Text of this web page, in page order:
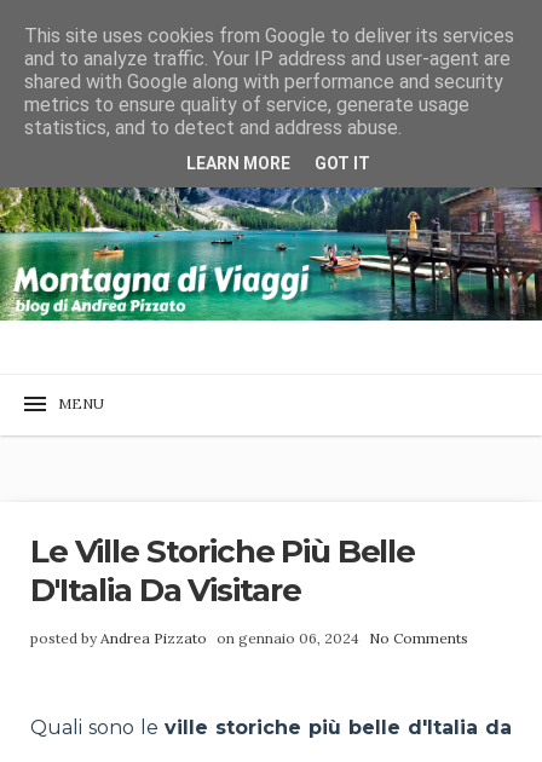
Le Ville Storiche Più Belle
D'Italia Da Visitare
posted by Andrea Pizzato on gennaio 06, 2024 No Comments
Quali sono le ville storiche più belle d'Italia da
This site uses cookies from Google to deliver its services
and to analyze traffic. Your IP address and user-agent are
shared with Google along with performance and security
metrics to ensure quality of service, generate usage
statistics, and to detect and address abuse.
LEARN MORE GOT IT